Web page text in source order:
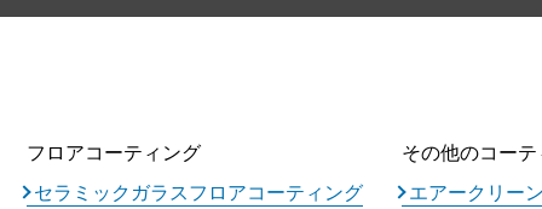
フロアコーティング
セラミックガラスフロアコーティング
その他のコー
エアークリー